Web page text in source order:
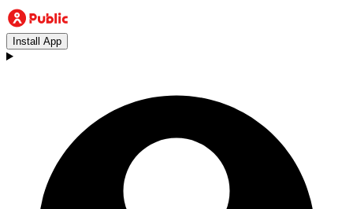
Install App